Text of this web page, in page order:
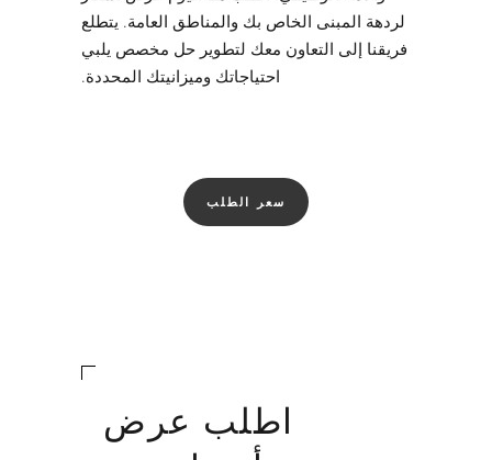
لردهة المبنى الخاص بك والمناطق العامة. يتطلع
فريقنا إلى التعاون معك لتطوير حل مخصص يلبي
احتياجاتك وميزانيتك المحددة.
سعر الطلب
اطلب عرض